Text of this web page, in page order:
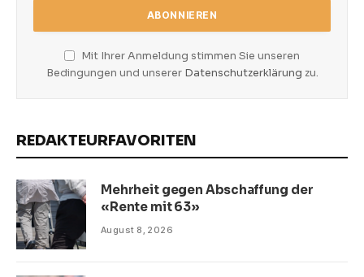
Mit Ihrer Anmeldung stimmen Sie unseren
Bedingungen und unserer Datenschutzerklärung zu.
REDAKTEURFAVORITEN
Mehrheit gegen Abschaffung der
«Rente mit 63»
August 8, 2026